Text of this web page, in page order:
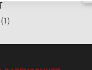
(1)